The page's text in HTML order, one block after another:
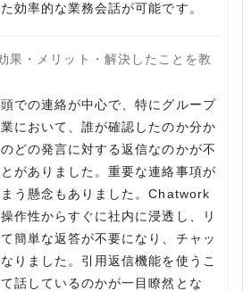
効率的な業務会話が可能です。
果・メリット・解決したことを教
での連絡が中心で、特にグループ
において、誰が確認したのか分か
どの発言に対する返信なのかが不
がありました。重要な連絡事項が
う懸念もありました。Chatwork
作性からすぐに社内に浸透し、リ
簡単な返答が不要になり、チャッ
りました。引用返信機能を使うこ
話しているのかが一目瞭然とな